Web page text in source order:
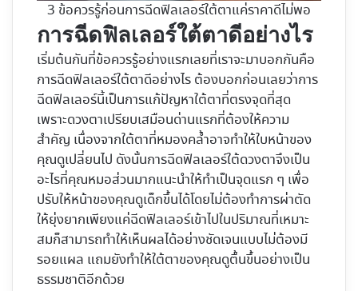
3 ข้อควรรู้ก่อนการฉีดฟิลเลอร์ใต้ตาแค่ราคาดีไม่พอ
การฉีดฟิลเลอร์ใต้ตาดีอย่างไร
เริ่มต้นกันที่ข้อควรรู้อย่างแรกเลยที่เราจะมาบอกกันคือ
การฉีดฟิลเลอร์ใต้ตาดีอย่างไร ต้องบอกก่อนเลยว่าการ
ฉีดฟิลเลอร์นี้เป็นการแก้ปัญหาใต้ตาที่ตรงจุดที่สุด
เพราะดวงตาเปรียบเสมือนด่านแรกที่ต้องให้ความ
สำคัญ เนื่องจากใต้ตาที่หมองคล้ำอาจทำให้ใบหน้าของ
คุณดูเปลี่ยนไป ดังนั้นการฉีดฟิลเลอร์ใต้ดวงตาจึงเป็น
อะไรที่คุณหมอส่วนมากแนะนำให้ทำเป็นจุดแรก ๆ เพื่อ
ปรับให้หน้าของคุณดูเด็กขึ้นได้โดยไม่ต้องทำการผ่าตัด
ให้ยุ่งยากเพียงแค่ฉีดฟิลเลอร์เข้าไปในปริมาณที่เหมาะ
สมก็สามารถทำให้เห็นผลได้อย่างชัดเจนแบบไม่ต้องมี
รอยแผล แถมยังทำให้ใต้ตาของคุณดูตื้นขึ้นอย่างเป็น
ธรรมชาติอีกด้วย